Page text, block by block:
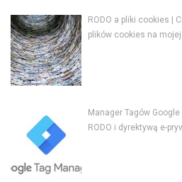
RODO a pliki cookies |
plików cookies na
Manager Tagów
RODO i dyrektywą e-